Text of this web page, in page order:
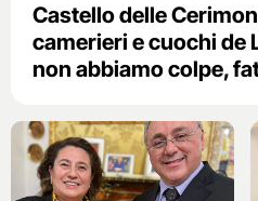
Castello delle
camerieri e cuochi de
non abbiamo colpe,